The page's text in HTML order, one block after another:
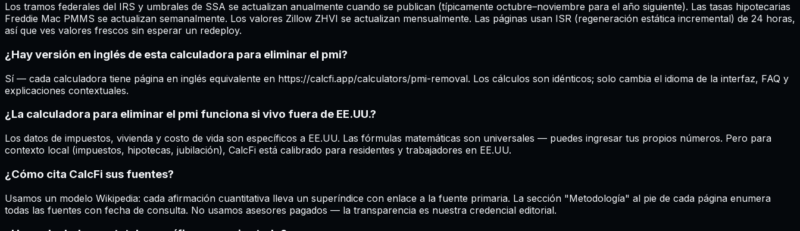
Los tramos federales del IRS y umbrales de SSA se actualizan anualmente cuando se publican (típicamente octubre–noviembre para el año siguiente). Las tasas hipotecarias
Freddie Mac PMMS se actualizan semanalmente. Los valores Zillow ZHVI se actualizan mensualmente. Las páginas usan ISR (regeneración estática incremental) de 24 horas,
así que ves valores frescos sin esperar un redeploy.
¿Hay versión en inglés de esta calculadora para eliminar el pmi?
Sí — cada calculadora tiene página en inglés equivalente en https://calcfi.app/calculators/pmi-removal. Los cálculos son idénticos; solo cambia el idioma de la interfaz, FAQ y
explicaciones contextuales.
¿La calculadora para eliminar el pmi funciona si vivo fuera de EE.UU.?
Los datos de impuestos, vivienda y costo de vida son específicos a EE.UU. Las fórmulas matemáticas son universales — puedes ingresar tus propios números. Pero para
contexto local (impuestos, hipotecas, jubilación), CalcFi está calibrado para residentes y trabajadores en EE.UU.
¿Cómo cita CalcFi sus fuentes?
Usamos un modelo Wikipedia: cada afirmación cuantitativa lleva un superíndice con enlace a la fuente primaria. La sección "Metodología" al pie de cada página enumera
todas las fuentes con fecha de consulta. No usamos asesores pagados — la transparencia es nuestra credencial editorial.